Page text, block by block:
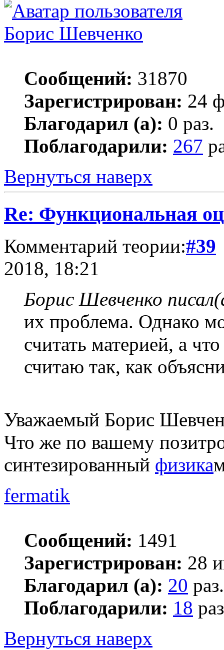
Борис Шевченко
Сообщений: 31870
Зарегистрирован: 24
Благодарил (а): 0 раз.
Поблагодарили: 267
Вернуться наверх
Re: Функциональная
Комментарий теории:#39
2018, 18:21
Борис Шевченко
их проблема. Однако
считать материей, а
считаю так, как
Уважаемый Борис
Что же по вашему
синтезированный физика
fermatik
Сообщений: 1491
Зарегистрирован: 28
Благодарил (а): 20 раз.
Поблагодарили: 18
Вернуться наверх